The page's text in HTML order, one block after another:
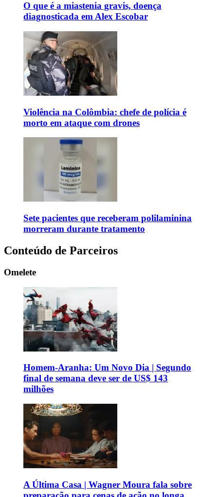
O que é a miastenia gravis, doença
diagnosticada em Alex Escobar
Violência na Colômbia: chefe de polícia é
morto em ataque com drones
Sete pacientes que receberam polilaminina
morreram durante tratamento
Conteúdo de Parceiros
Omelete
Homem-Aranha: Um Novo Dia | Segundo
final de semana deve ser de US$ 143
milhões
A Última Casa | Wagner Moura fala sobre